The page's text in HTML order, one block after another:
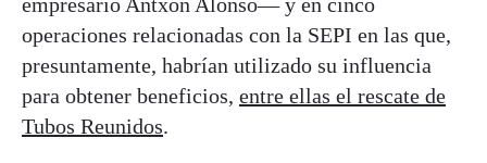
operaciones relacionadas con la SEPI en las que,
presuntamente, habrían utilizado su influencia
para obtener beneficios, entre ellas el rescate de
Tubos Reunidos.